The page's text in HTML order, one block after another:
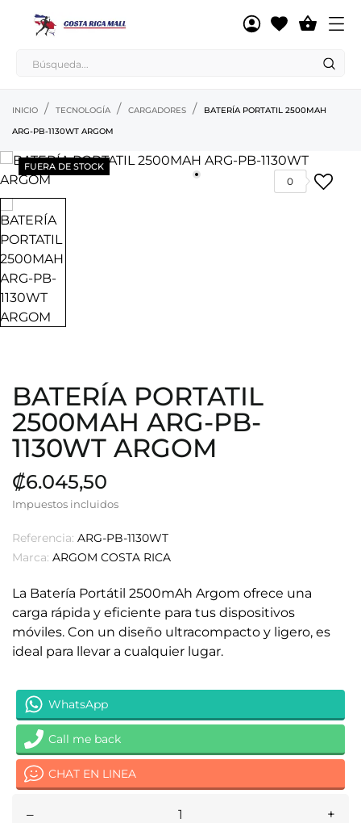

INICIO TECNOLOGÍA CARGADORES
BATERÍA PORTATIL 2500MAH
ARG-PB-1130WT ARGOM
FUERA DE STOCK
0
BATERÍA PORTATIL
2500MAH ARG-PB-
1130WT ARGOM
₡6.045,50
Impuestos incluidos
Referencia: ARG-PB-1130WT
Marca: ARGOM COSTA RICA
La Batería Portátil 2500mAh Argom ofrece una
carga rápida y eficiente para tus dispositivos
móviles. Con un diseño ultracompacto y ligero, es
ideal para llevar a cualquier lugar.
WhatsApp
Call me back
CHAT EN LINEA
– +